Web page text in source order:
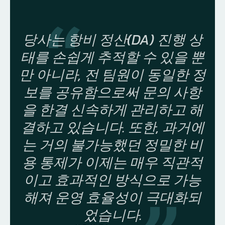
당사는 항비 정산(DA) 진행 상
태를 손쉽게 추적할 수 있을 뿐
만 아니라, 전 팀원이 동일한 정
보를 공유함으로써 문의 사항
을 한결 신속하게 관리하고 해
결하고 있습니다. 또한, 과거에
는 거의 불가능했던 정밀한 비
용 통제가 이제는 매우 직관적
이고 효과적인 방식으로 가능
해져 운영 효율성이 극대화되
었습니다.